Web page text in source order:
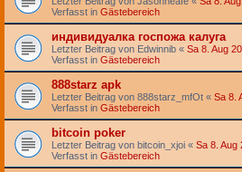
Verfasst in Gästebereich
индивидуалка госпожа калуга
Letzter Beitrag von Edwinnib « Sa 8. Aug
Verfasst in Gästebereich
888starz apk
Letzter Beitrag von 888starz_mfOt « Sa 8.
Verfasst in Gästebereich
bitcoin poker
Letzter Beitrag von bitcoin_xjoi « Sa 8. Aug
Verfasst in Gästebereich